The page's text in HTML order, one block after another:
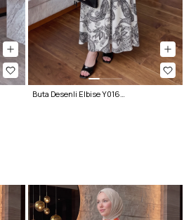
Buta Desenli Elbise Y0165 - BEYAZ